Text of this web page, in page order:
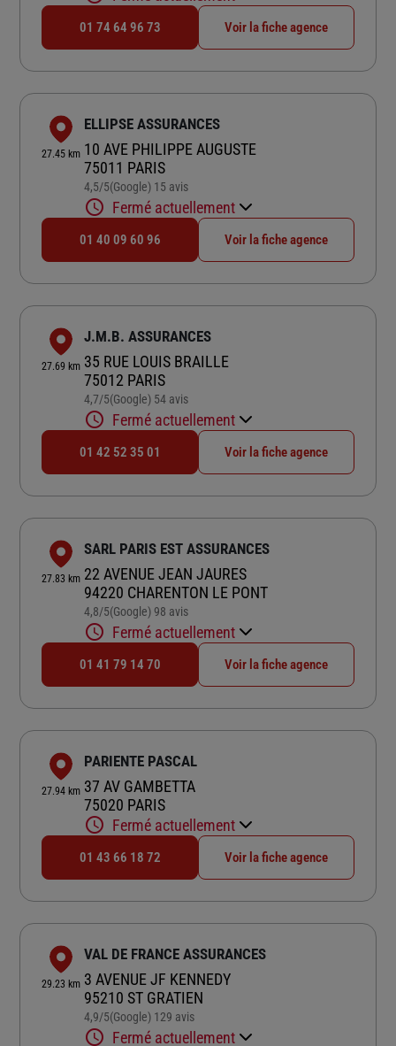
01 74 64 96 73 Voir la fiche agence
27.45 km
ELLIPSE ASSURANCES
10 AVE PHILIPPE AUGUSTE
75011 PARIS
4,5/5Note de 4.5 sur 5
(Google) 15 avis
Fermé actuellement
01 40 09 60 96 Voir la fiche agence
27.69 km
J.M.B. ASSURANCES
35 RUE LOUIS BRAILLE
75012 PARIS
4,7/5Note de 4.7 sur 5
(Google) 54 avis
Fermé actuellement
01 42 52 35 01 Voir la fiche agence
27.83 km
SARL PARIS EST ASSURANCES
22 AVENUE JEAN JAURES
94220 CHARENTON LE PONT
4,8/5Note de 4.8 sur 5
(Google) 98 avis
Fermé actuellement
01 41 79 14 70 Voir la fiche agence
27.94 km
PARIENTE PASCAL
37 AV GAMBETTA
75020 PARIS
Fermé actuellement
01 43 66 18 72 Voir la fiche agence
29.23 km
VAL DE FRANCE ASSURANCES
3 AVENUE JF KENNEDY
95210 ST GRATIEN
4,9/5Note de 4.9 sur 5
(Google) 129 avis
Fermé actuellement